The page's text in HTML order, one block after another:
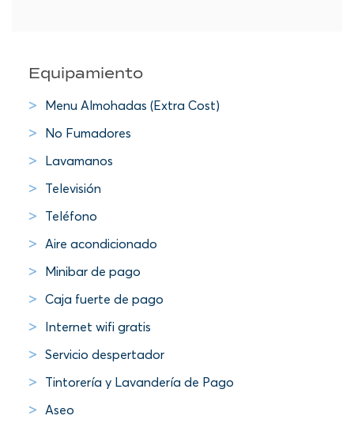
Equipamiento
Menu Almohadas (Extra Cost)
No Fumadores
Lavamanos
Televisión
Teléfono
Aire acondicionado
Minibar de pago
Caja fuerte de pago
Internet wifi gratis
Servicio despertador
Tintorería y Lavandería de Pago
Aseo